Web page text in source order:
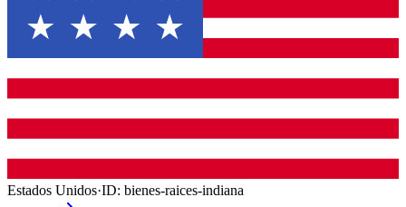
Estados Unidos·ID: bienes-raices-indiana